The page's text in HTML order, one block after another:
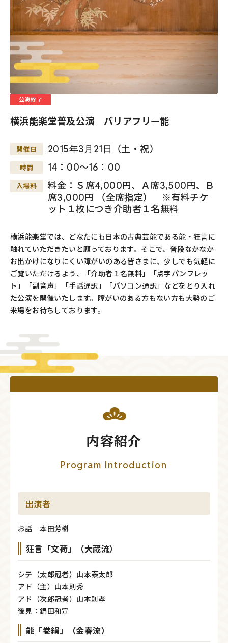
公演終了
横浜能楽堂普及公演 バリアフリー能
開催日 2015年3月 21日 （土・祝）
時間 14：00～16：00
入場料
料金：Ｓ席4,000円、Ａ席3,500円、Ｂ
席3,000円 （全席指定） ※有料チケ
ット１枚につき介助者１名無料
横浜能楽堂では、どなたにも日本の古典芸能である能・狂言に
触れていただきたいと願っております。そこで、普段なかなか
お出かけになりにくい障がいのある皆さまに、少しでも気軽に
ご覧いただけるよう、「介助者１名無料」「点字パンフレッ
ト」「副音声」「手話通訳」「パソコン通訳」などをとり入れ
た公演を開催いたします。障がいのある方もない方も大勢のご
来場をお待ちしております。
内容紹介
Program Introduction
出演者
お話 本田芳樹
狂言「文荷」（大蔵流）
シテ（太郎冠者）山本泰太郎
アド（主）山本則秀
アド（次郎冠者）山本則孝
後見：鍋田和宣
能「巻絹」（金春流）